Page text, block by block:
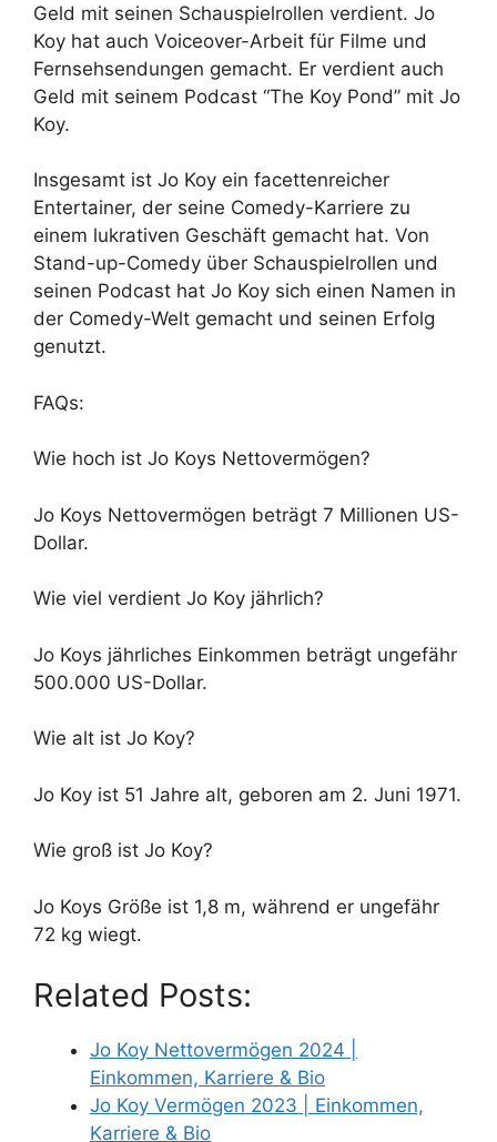
Geld mit seinen Schauspielrollen verdient. Jo
Koy hat auch Voiceover-Arbeit für Filme und
Fernsehsendungen gemacht. Er verdient auch
Geld mit seinem Podcast “The Koy Pond” mit Jo
Koy.
Insgesamt ist Jo Koy ein facettenreicher
Entertainer, der seine Comedy-Karriere zu
einem lukrativen Geschäft gemacht hat. Von
Stand-up-Comedy über Schauspielrollen und
seinen Podcast hat Jo Koy sich einen Namen in
der Comedy-Welt gemacht und seinen Erfolg
genutzt.
FAQs:
Wie hoch ist Jo Koys Nettovermögen?
Jo Koys Nettovermögen beträgt 7 Millionen US-
Dollar.
Wie viel verdient Jo Koy jährlich?
Jo Koys jährliches Einkommen beträgt ungefähr
500.000 US-Dollar.
Wie alt ist Jo Koy?
Jo Koy ist 51 Jahre alt, geboren am 2. Juni 1971.
Wie groß ist Jo Koy?
Jo Koys Größe ist 1,8 m, während er ungefähr
72 kg wiegt.
Related Posts:
Jo Koy Nettovermögen 2024 |
Einkommen, Karriere & Bio
Jo Koy Vermögen 2023 | Einkommen,
Karriere & Bio